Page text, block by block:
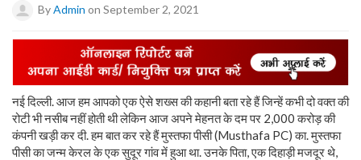
By Admin on September 2, 2021
नई दिल्ली. आज हम आपको एक ऐसे शख्स की कहानी बता रहे हैं जिन्हें कभी दो वक्त की
रोटी भी नसीब नहीं होती थी लेकिन आज अपने मेहनत के दम पर 2,000 करोड़ की
कंपनी खड़ी कर दी. हम बात कर रहे हैं मुस्तफा पीसी (Musthafa PC) का. मुस्तफा
पीसी का जन्म केरल के एक सुदूर गांव में हुआ था. उनके पिता, एक दिहाड़ी मजदूर थे,